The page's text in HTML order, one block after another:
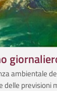
ambientale
delle